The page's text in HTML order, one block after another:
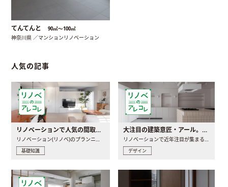
てんてんと 90㎡〜100㎡
神奈川県 ／マンションリノベーション
人気の記事
リノベーションで人気の間取りとは？トレンドの間取りと実例を徹底解説
基礎知識
大注目の建築意匠・アール。人気の理由と空間に取り入れるポイント
デザイン